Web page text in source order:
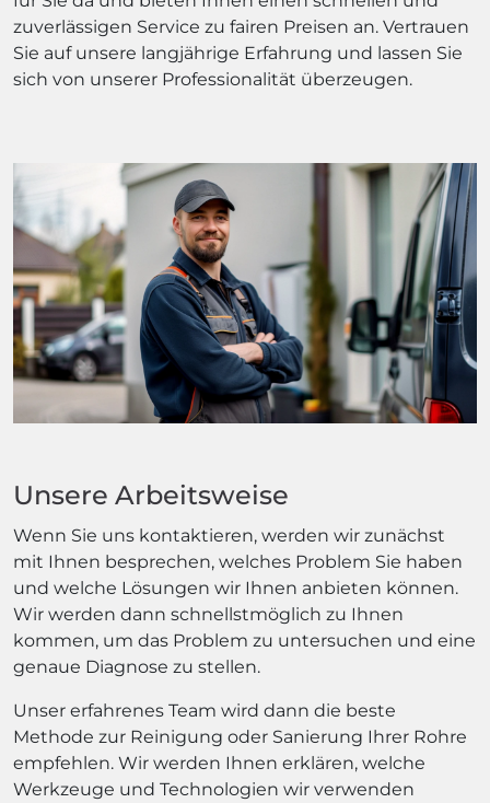
zuverlässigen Service zu fairen Preisen an. Vertrauen
Sie auf unsere langjährige Erfahrung und lassen Sie
sich von unserer Professionalität überzeugen.
Unsere Arbeitsweise
Wenn Sie uns kontaktieren, werden wir zunächst
mit Ihnen besprechen, welches Problem Sie haben
und welche Lösungen wir Ihnen anbieten können.
Wir werden dann schnellstmöglich zu Ihnen
kommen, um das Problem zu untersuchen und eine
genaue Diagnose zu stellen.
Unser erfahrenes Team wird dann die beste
Methode zur Reinigung oder Sanierung Ihrer Rohre
empfehlen. Wir werden Ihnen erklären, welche
Werkzeuge und Technologien wir verwenden